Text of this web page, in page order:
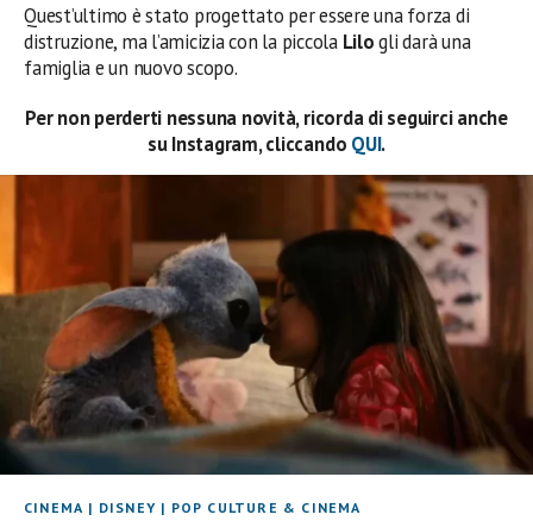
Quest’ultimo è stato progettato per essere una forza di
distruzione, ma l’amicizia con la piccola Lilogli darà una
famiglia e un nuovo scopo.
Per non perderti nessuna novità, ricorda di seguirci anche
su Instagram, cliccando QUI.
CINEMA | DISNEY | POP CULTURE & CINEMA